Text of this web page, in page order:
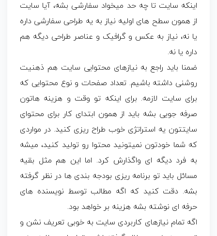
اینکه سایت تا چه حد میخواد سفارشی بشه، آیا سایت
از همون سطح های اولیه نیاز به یه طراحی سفارشی داره
یا نه، نیاز به عکس و گرافیک و عناصر طراحی دیگه هم
داره یا نه.
ضمنا باید راجع به نیازهای محتوایی سایت هم ذهنیت
روشنی داشته باشیم. تعداد صفحات و نوع محتوایی که
برای سایت لازمه. برای اینکه تو وقت و هزینه هاتون
صرفه جویی بشه باید از همون ابتدای کار برای محتوای
سایتتون یه استراتژی خوب طراح ریزی کنید. در مواردی
که شما خودتون نمیتونید محتوا رو تولید کنید، میشه
به فرد دیگه ای واگذارش کرد. اما این هم مثل بقیه
مسائل باید تو برنامه ریزی بودجه بندی ها در نظر گرفته
بشه. دقت کنید که اگه مطالب توسط نویسنده های
حرفه ای نوشته بشه هزینه بر خواهد بود.
اگه تمام نیازهای کاربردی سایت به خوبی تعریف نشن و